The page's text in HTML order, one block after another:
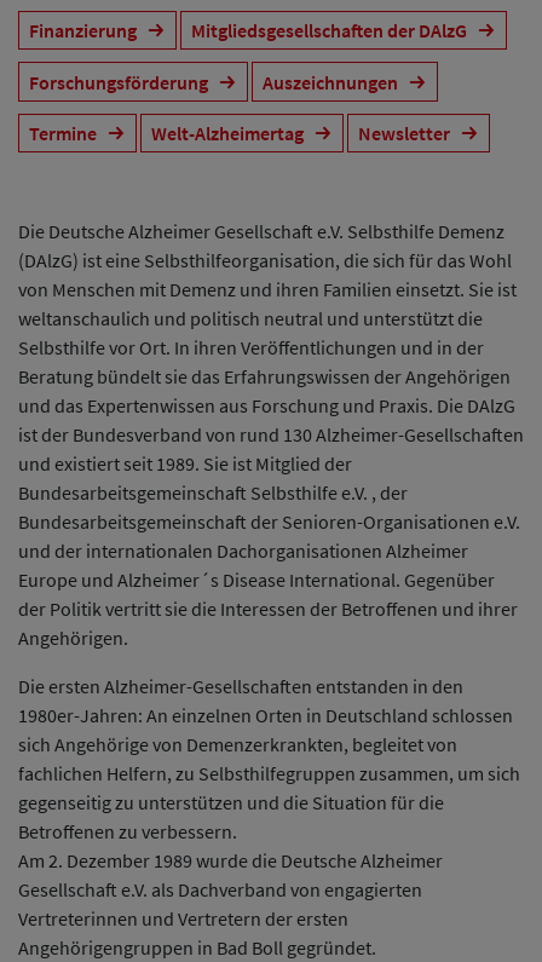
Finanzierung Mitgliedsgesellschaften der DAlzG
Forschungsförderung Auszeichnungen
Termine Welt-Alzheimertag Newsletter
Die Deutsche Alzheimer Gesellschaft e.V. Selbsthilfe Demenz
(DAlzG) ist eine Selbsthilfeorganisation, die sich für das Wohl
von Menschen mit Demenz und ihren Familien einsetzt. Sie ist
weltanschaulich und politisch neutral und unterstützt die
Selbsthilfe vor Ort. In ihren Veröffentlichungen und in der
Beratung bündelt sie das Erfahrungswissen der Angehörigen
und das Expertenwissen aus Forschung und Praxis. Die DAlzG
ist der Bundesverband von rund 130 Alzheimer-Gesellschaften
und existiert seit 1989. Sie ist Mitglied der
Bundesarbeitsgemeinschaft Selbsthilfe e.V. , der
Bundesarbeitsgemeinschaft der Senioren-Organisationen e.V.
und der internationalen Dachorganisationen Alzheimer
Europe und Alzheimer´s Disease International. Gegenüber
der Politik vertritt sie die Interessen der Betroffenen und ihrer
Angehörigen.
Die ersten Alzheimer-Gesellschaften entstanden in den
1980er-Jahren: An einzelnen Orten in Deutschland schlossen
sich Angehörige von Demenzerkrankten, begleitet von
fachlichen Helfern, zu Selbsthilfegruppen zusammen, um sich
gegenseitig zu unterstützen und die Situation für die
Betroffenen zu verbessern.
Am 2. Dezember 1989 wurde die Deutsche Alzheimer
Gesellschaft e.V. als Dachverband von engagierten
Vertreterinnen und Vertretern der ersten
Angehörigengruppen in Bad Boll gegründet.